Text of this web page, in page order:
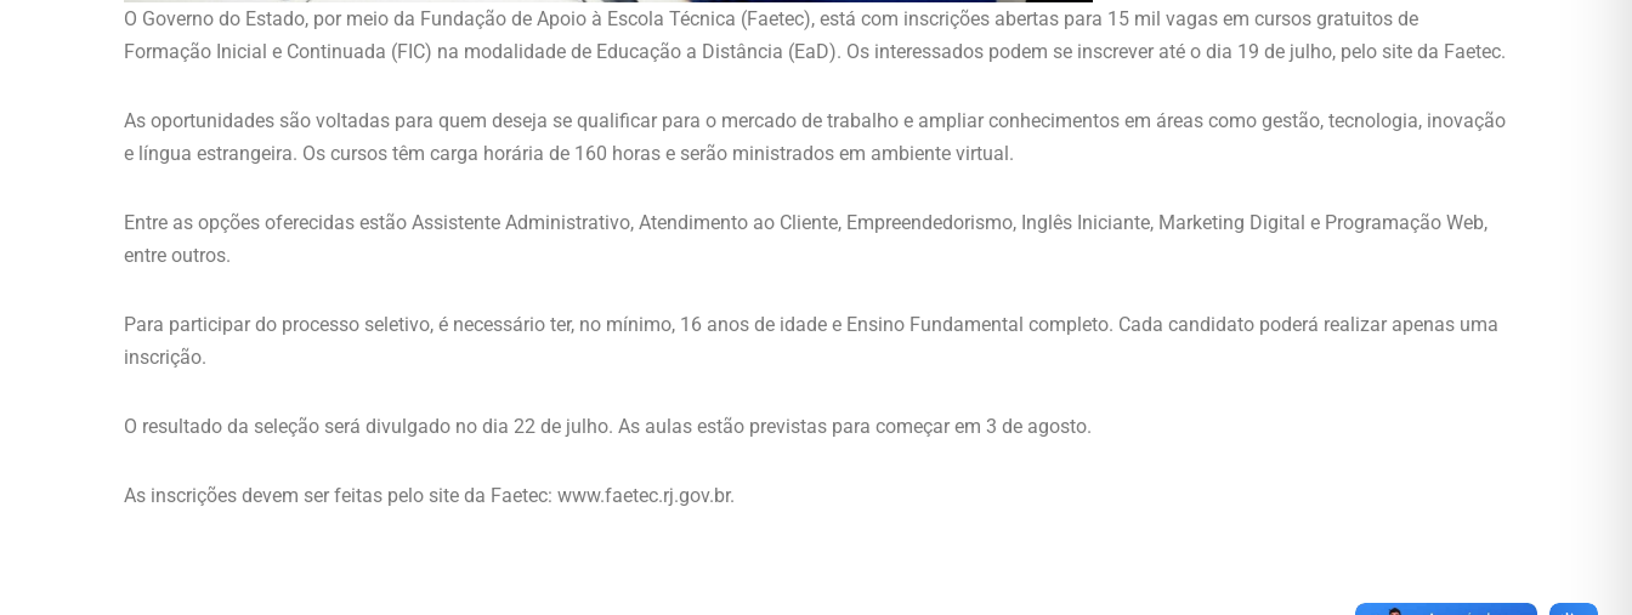
O Governo do Estado, por meio da Fundação de Apoio à Escola Técnica (Faetec), está com inscrições abertas para 15 mil vagas em cursos gratuitos de
Formação Inicial e Continuada (FIC) na modalidade de Educação a Distância (EaD). Os interessados podem se inscrever até o dia 19 de julho, pelo site da Faetec.
As oportunidades são voltadas para quem deseja se qualificar para o mercado de trabalho e ampliar conhecimentos em áreas como gestão, tecnologia, inovação
e língua estrangeira. Os cursos têm carga horária de 160 horas e serão ministrados em ambiente virtual.
Entre as opções oferecidas estão Assistente Administrativo, Atendimento ao Cliente, Empreendedorismo, Inglês Iniciante, Marketing Digital e Programação Web,
entre outros.
Para participar do processo seletivo, é necessário ter, no mínimo, 16 anos de idade e Ensino Fundamental completo. Cada candidato poderá realizar apenas uma
inscrição.
O resultado da seleção será divulgado no dia 22 de julho. As aulas estão previstas para começar em 3 de agosto.
As inscrições devem ser feitas pelo site da Faetec: www.faetec.rj.gov.br.